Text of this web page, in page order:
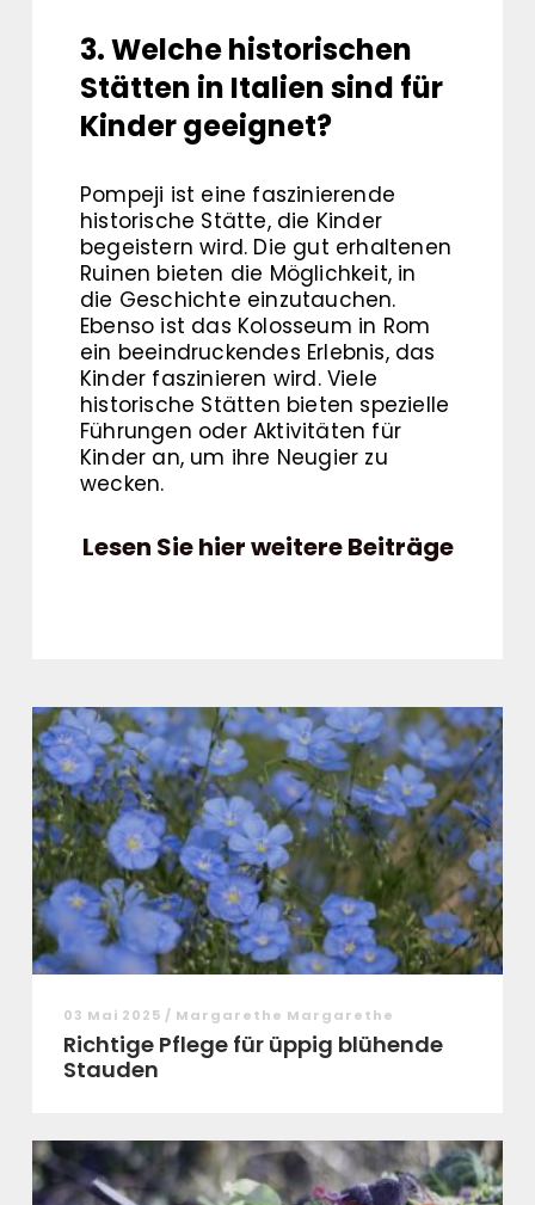
3. Welche historischen
Stätten in Italien sind für
Kinder geeignet?
Pompeji ist eine faszinierende
historische Stätte, die Kinder
begeistern wird. Die gut erhaltenen
Ruinen bieten die Möglichkeit, in
die Geschichte einzutauchen.
Ebenso ist das Kolosseum in Rom
ein beeindruckendes Erlebnis, das
Kinder faszinieren wird. Viele
historische Stätten bieten spezielle
Führungen oder Aktivitäten für
Kinder an, um ihre Neugier zu
wecken.
Lesen Sie hier weitere Beiträge
03 Mai 2025 / Margarethe Margarethe
Richtige Pflege für üppig blühende
Stauden